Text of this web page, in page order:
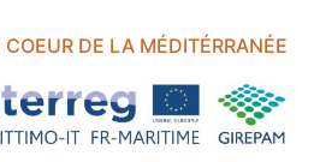
DE LA MÉDITÉRRANÉE